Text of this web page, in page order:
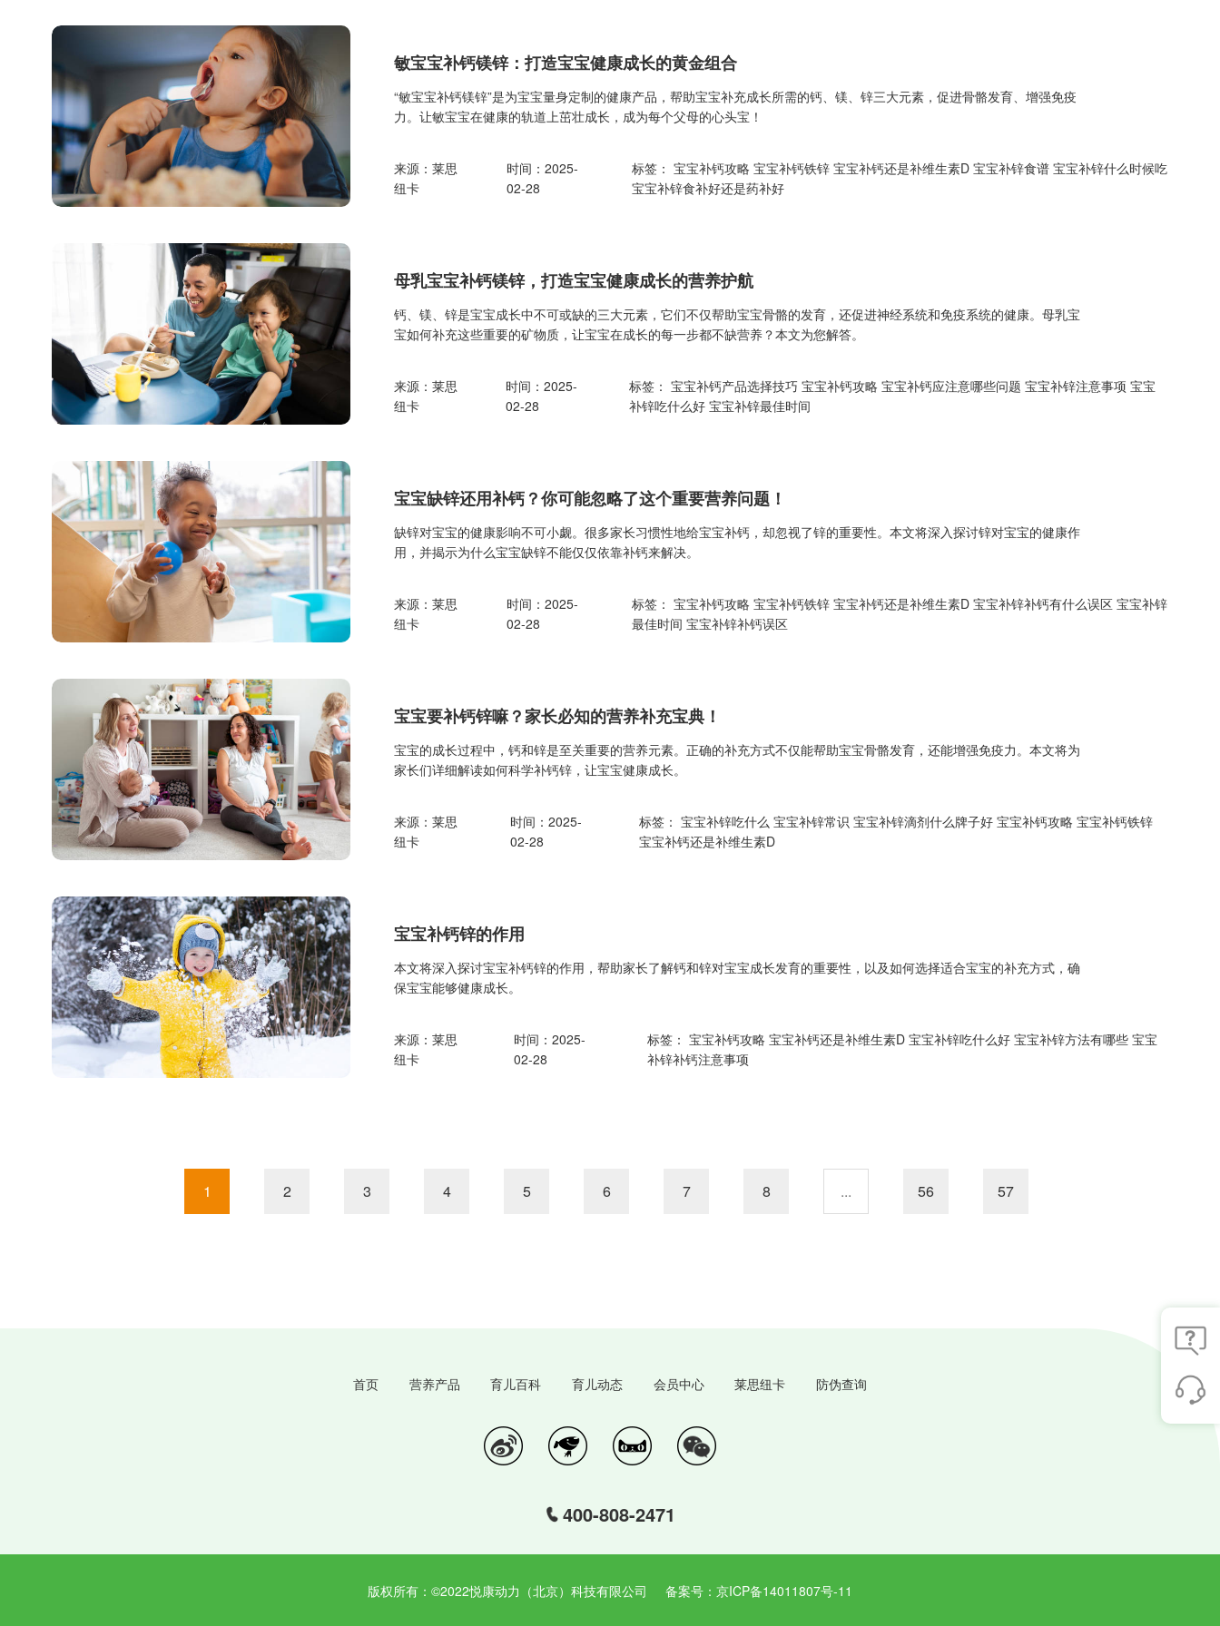
敏宝宝补钙镁锌：打造宝宝健康成长的黄金组合
“敏宝宝补钙镁锌”是为宝宝量身定制的健康产品，帮助宝宝补充成长所需的钙、镁、锌三大元素，促进骨骼发育、增强免疫
力。让敏宝宝在健康的轨道上茁壮成长，成为每个父母的心头宝！
来源：莱思
纽卡
时间：2025-
02-28
标签：宝宝补钙攻略 宝宝补钙铁锌 宝宝补钙还是补维生素D 宝宝补锌食谱 宝宝补锌什么时候吃
宝宝补锌食补好还是药补好
母乳宝宝补钙镁锌，打造宝宝健康成长的营养护航
钙、镁、锌是宝宝成长中不可或缺的三大元素，它们不仅帮助宝宝骨骼的发育，还促进神经系统和免疫系统的健康。母乳宝
宝如何补充这些重要的矿物质，让宝宝在成长的每一步都不缺营养？本文为您解答。
来源：莱思
纽卡
时间：2025-
02-28
标签：宝宝补钙产品选择技巧 宝宝补钙攻略 宝宝补钙应注意哪些问题 宝宝补锌注意事项 宝宝
补锌吃什么好 宝宝补锌最佳时间
宝宝缺锌还用补钙？你可能忽略了这个重要营养问题！
缺锌对宝宝的健康影响不可小觑。很多家长习惯性地给宝宝补钙，却忽视了锌的重要性。本文将深入探讨锌对宝宝的健康作
用，并揭示为什么宝宝缺锌不能仅仅依靠补钙来解决。
来源：莱思
纽卡
时间：2025-
02-28
标签：宝宝补钙攻略 宝宝补钙铁锌 宝宝补钙还是补维生素D 宝宝补锌补钙有什么误区 宝宝补锌
最佳时间 宝宝补锌补钙误区
宝宝要补钙锌嘛？家长必知的营养补充宝典！
宝宝的成长过程中，钙和锌是至关重要的营养元素。正确的补充方式不仅能帮助宝宝骨骼发育，还能增强免疫力。本文将为
家长们详细解读如何科学补钙锌，让宝宝健康成长。
来源：莱思
纽卡
时间：2025-
02-28
标签： 宝宝补锌吃什么 宝宝补锌常识 宝宝补锌滴剂什么牌子好 宝宝补钙攻略 宝宝补钙铁锌
宝宝补钙还是补维生素D
宝宝补钙锌的作用
本文将深入探讨宝宝补钙锌的作用，帮助家长了解钙和锌对宝宝成长发育的重要性，以及如何选择适合宝宝的补充方式，确
保宝宝能够健康成长。
来源：莱思
纽卡
时间：2025-
02-28
标签： 宝宝补钙攻略 宝宝补钙还是补维生素D 宝宝补锌吃什么好 宝宝补锌方法有哪些 宝宝
补锌补钙注意事项
1 2 3 4 5 6 7 8 ... 56 57
首页 营养产品 育儿百科 育儿动态 会员中心 莱思纽卡 防伪查询
400-808-2471
版权所有：©2022悦康动力（北京）科技有限公司 备案号：京ICP备14011807号-11